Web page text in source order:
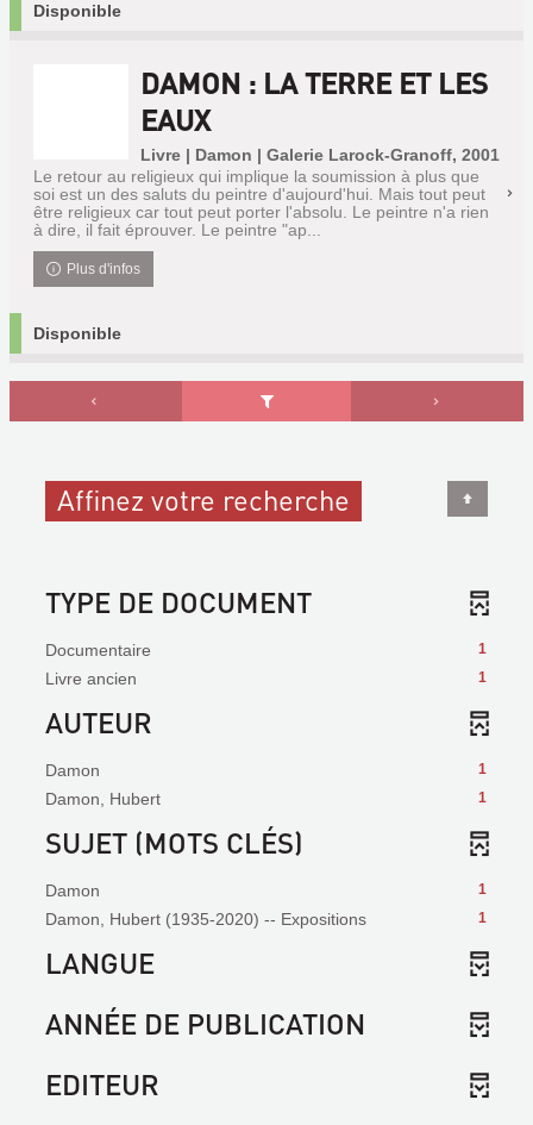
Disponible
DAMON : LA TERRE ET LES
EAUX
Livre | Damon | Galerie Larock-Granoff, 2001
Le retour au religieux qui implique la soumission à plus que
soi est un des saluts du peintre d'aujourd'hui. Mais tout peut
être religieux car tout peut porter l'absolu. Le peintre n'a rien
à dire, il fait éprouver. Le peintre "ap...
Plus d'infos
Disponible
Affinez votre recherche
TYPE DE DOCUMENT
1
Documentaire
1
Livre ancien
AUTEUR
1
Damon
1
Damon, Hubert
SUJET (MOTS CLÉS)
1
Damon
1
Damon, Hubert (1935-2020) -- Expositions
LANGUE
ANNÉE DE PUBLICATION
EDITEUR